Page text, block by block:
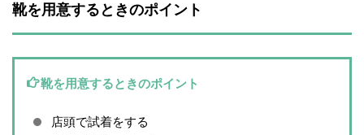
靴を用意するときのポイント
靴を用意するときのポイント
店頭で試着をする